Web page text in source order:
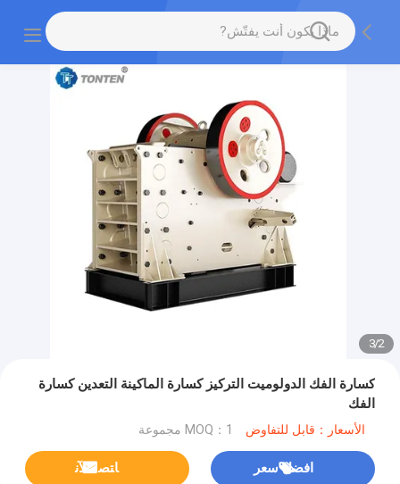
2
/
3
كسارة الفك الدولوميت التركيز كسارة الماكينة التعدين كسارة
الفك
الأسعار：قابل للتفاوض MOQ：1 مجموعة
افضل سعر ﺎﺘﺼﻟ ﺍﻶﻧ